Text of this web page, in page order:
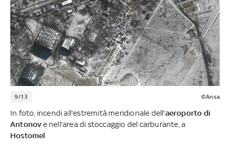
9/13 ©Ansa
In foto, incendi all'estremità meridionale dell'aeroporto di
Antonove nell'area di stoccaggio del carburante, a
Hostomel